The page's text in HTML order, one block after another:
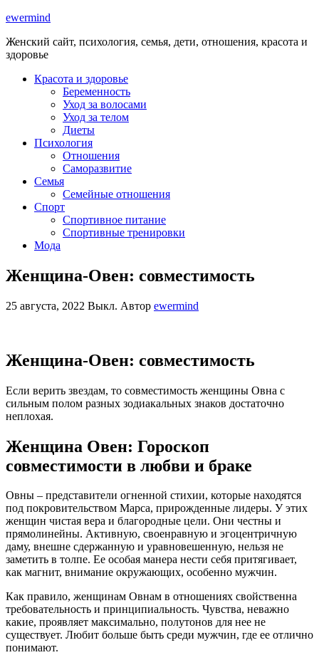
ewermind
Женский сайт, психология, семья, дети, отношения, красота и
здоровье
Красота и здоровье
Беременность
Уход за волосами
Уход за телом
Диеты
Психология
Отношения
Саморазвитие
Семья
Семейные отношения
Спорт
Спортивное питание
Спортивные тренировки
Мода
Женщина-Овен: совместимость
25 августа, 2022 Выкл. Автор ewermind
Женщина-Овен: совместимость
Если верить звездам, то совместимость женщины Овна с
сильным полом разных зодиакальных знаков достаточно
неплохая.
Женщина Овен: Гороскоп
совместимости в любви и браке
Овны – представители огненной стихии, которые находятся
под покровительством Марса, прирожденные лидеры. У этих
женщин чистая вера и благородные цели. Они честны и
прямолинейны. Активную, своенравную и эгоцентричную
даму, внешне сдержанную и уравновешенную, нельзя не
заметить в толпе. Ее особая манера нести себя притягивает,
как магнит, внимание окружающих, особенно мужчин.
Как правило, женщинам Овнам в отношениях свойственна
требовательность и принципиальность. Чувства, неважно
какие, проявляет максимально, полутонов для нее не
существует. Любит больше быть среди мужчин, где ее отлично
понимают.